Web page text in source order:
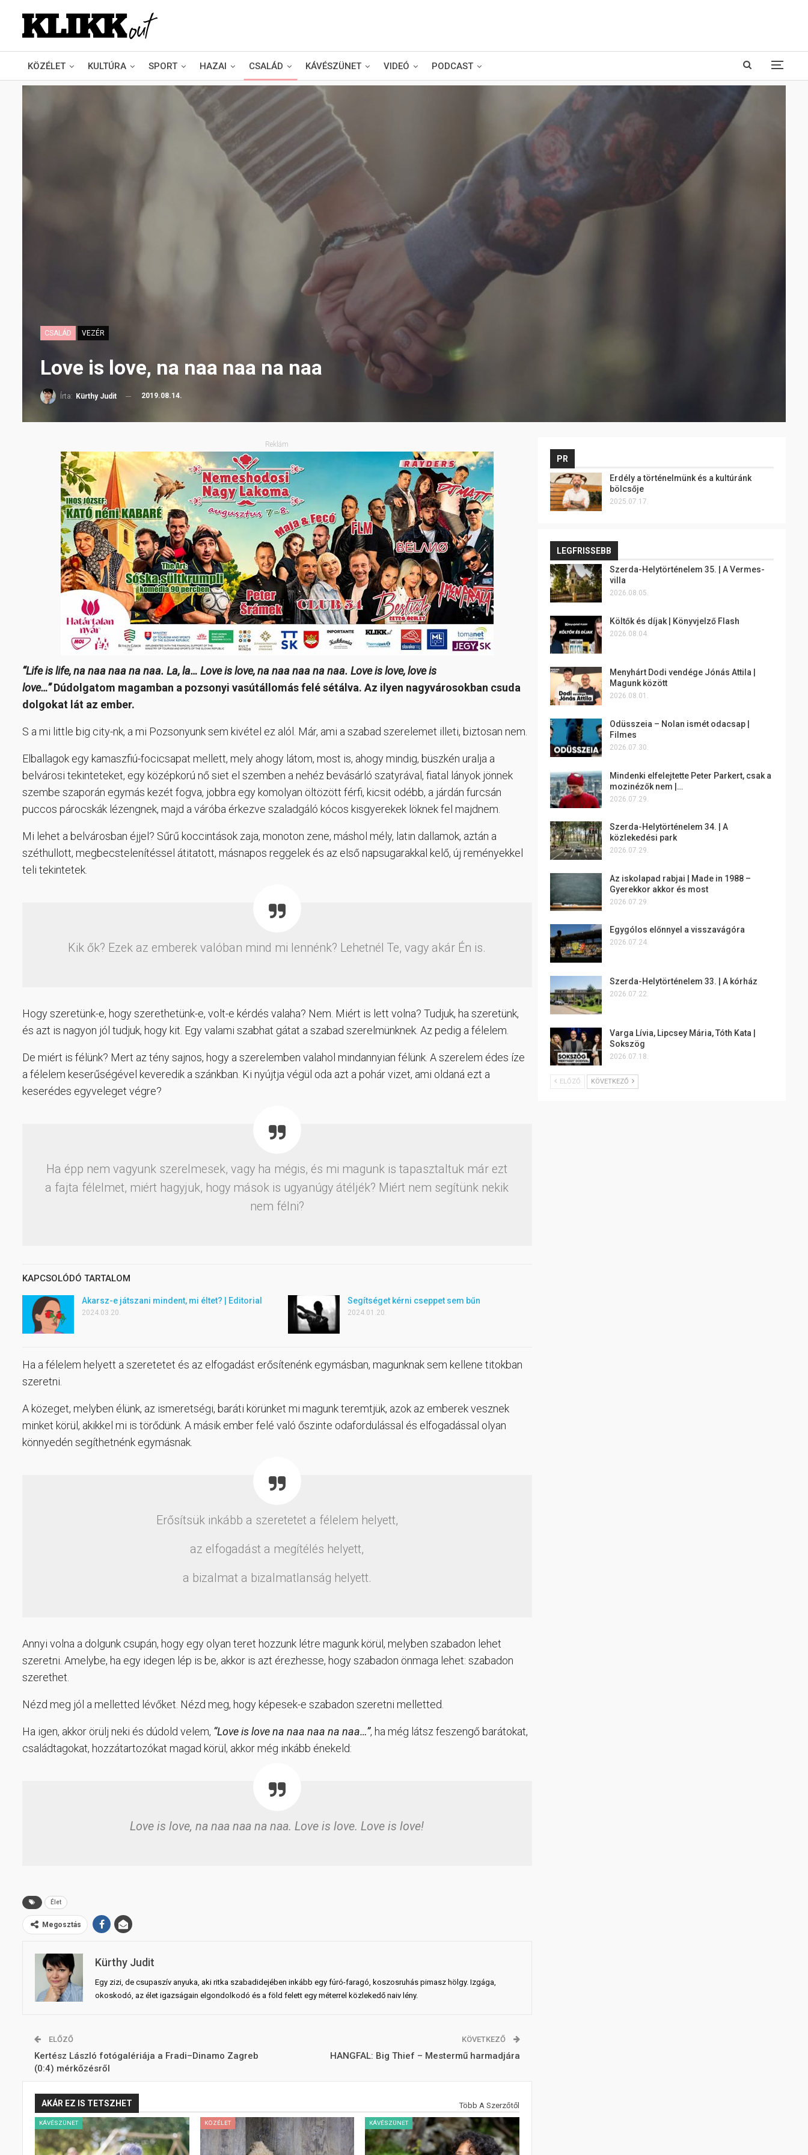
KÖZÉLET KULTÚRA SPORT HAZAI CSALÁD KÁVÉSZÜNET VIDEÓ PODCAST
CSALÁD VEZÉR
Love is love, na naa naa na naa
Írta: Kürthy Judit 2019.08.14.
Reklám
“Life is life, na naa naa na naa. La, la… Love is love, na naa naa na naa. Love is love, love is
love…”Dúdolgatom magamban a pozsonyi vasútállomás felé sétálva. Az ilyen nagyvárosokban csuda
dolgokat lát az ember.
S a mi little big city-nk, a mi Pozsonyunk sem kivétel ez alól. Már, ami a szabad szerelemet illeti, biztosan nem.
Elballagok egy kamaszfiú-focicsapat mellett, mely ahogy látom, most is, ahogy mindig, büszkén uralja a
belvárosi tekinteteket, egy középkorú nő siet el szemben a nehéz bevásárló szatyrával, fiatal lányok jönnek
szembe szaporán egymás kezét fogva, jobbra egy komolyan öltözött férfi, kicsit odébb, a járdán furcsán
puccos párocskák lézengnek, majd a váróba érkezve szaladgáló kócos kisgyerekek löknek fel majdnem.
Mi lehet a belvárosban éjjel? Sűrű koccintások zaja, monoton zene, máshol mély, latin dallamok, aztán a
széthullott, megbecstelenítéssel átitatott, másnapos reggelek és az első napsugarakkal kelő, új reményekkel
teli tekintetek.
Kik ők? Ezek az emberek valóban mind mi lennénk? Lehetnél Te, vagy akár Én is.
Hogy szeretünk-e, hogy szerethetünk-e, volt-e kérdés valaha? Nem. Miért is lett volna? Tudjuk, ha szeretünk,
és azt is nagyon jól tudjuk, hogy kit. Egy valami szabhat gátat a szabad szerelmünknek. Az pedig a félelem.
De miért is félünk? Mert az tény sajnos, hogy a szerelemben valahol mindannyian félünk. A szerelem édes íze
a félelem keserűségével keveredik a szánkban. Ki nyújtja végül oda azt a pohár vizet, ami oldaná ezt a
keserédes egyveleget végre?
Ha épp nem vagyunk szerelmesek, vagy ha mégis, és mi magunk is tapasztaltuk már ezt
a fajta félelmet, miért hagyjuk, hogy mások is ugyanúgy átéljék? Miért nem segítünk nekik
nem félni?
KAPCSOLÓDÓ TARTALOM
Akarsz-e játszani mindent, mi éltet? | Editorial
2024.03.20.
Segítséget kérni cseppet sem bűn
2024.01.20.
Ha a félelem helyett a szeretetet és az elfogadást erősítenénk egymásban, magunknak sem kellene titokban
szeretni.
A közeget, melyben élünk, az ismeretségi, baráti körünket mi magunk teremtjük, azok az emberek vesznek
minket körül, akikkel mi is törődünk. A másik ember felé való őszinte odafordulással és elfogadással olyan
könnyedén segíthetnénk egymásnak.
Erősítsük inkább a szeretetet a félelem helyett,
az elfogadást a megítélés helyett,
a bizalmat a bizalmatlanság helyett.
Annyi volna a dolgunk csupán, hogy egy olyan teret hozzunk létre magunk körül, melyben szabadon lehet
szeretni. Amelybe, ha egy idegen lép is be, akkor is azt érezhesse, hogy szabadon önmaga lehet: szabadon
szerethet.
Nézd meg jól a melletted lévőket. Nézd meg, hogy képesek-e szabadon szeretni melletted.
Ha igen, akkor örülj neki és dúdold velem, “Love is love na naa naa na naa…”, ha még látsz feszengő barátokat,
családtagokat, hozzátartozókat magad körül, akkor még inkább énekeld:
Love is love, na naa naa na naa. Love is love. Love is love!
Élet
Megosztás
Kürthy Judit
Egy zizi, de csupaszív anyuka, aki ritka szabadidejében inkább egy fúró-faragó, koszosruhás pimasz hölgy. Izgága,
okoskodó, az élet igazságain elgondolkodó és a föld felett egy méterrel közlekedő naiv lény.
ELŐZŐ
Kertész László fotógalériája a Fradi–Dinamo Zagreb
(0:4) mérkőzésről
KÖVETKEZŐ
HANGFAL: Big Thief – Mestermű harmadjára
AKÁR EZ IS TETSZHET Több A Szerzőtől
KÁVÉSZÜNET KÖZÉLET KÁVÉSZÜNET
PR
Erdély a történelmünk és a kultúránk
bölcsője
2025.07.17.
LEGFRISSEBB
Szerda-Helytörténelem 35. | A Vermes-
villa
2026.08.05.
Költők és díjak | Könyvjelző Flash
2026.08.04.
Menyhárt Dodi vendége Jónás Attila |
Magunk között
2026.08.01.
Odüsszeia – Nolan ismét odacsap |
Filmes
2026.07.30.
Mindenki elfelejtette Peter Parkert, csak a
mozinézők nem |…
2026.07.29.
Szerda-Helytörténelem 34. | A
közlekedési park
2026.07.29.
Az iskolapad rabjai | Made in 1988 –
Gyerekkor akkor és most
2026.07.29.
Egygólos előnnyel a visszavágóra
2026.07.24.
Szerda-Helytörténelem 33. | A kórház
2026.07.22.
Varga Lívia, Lipcsey Mária, Tóth Kata |
Sokszög
2026.07.18.
ELŐZŐ KÖVETKEZŐ